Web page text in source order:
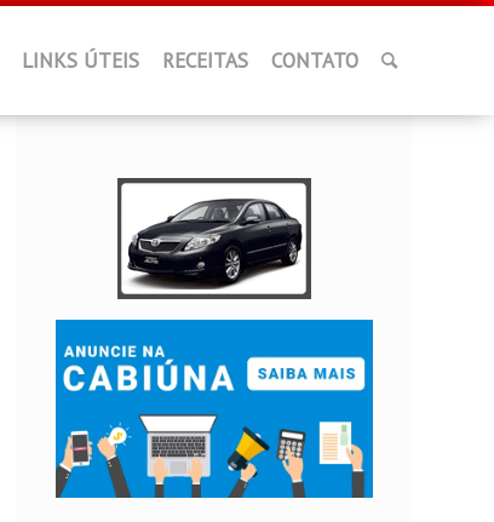
LINKS ÚTEIS RECEITAS CONTATO